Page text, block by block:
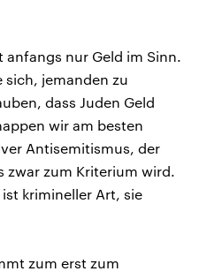
anfangs nur Geld im Sinn.
sich, jemanden zu
dass Juden Geld
wir am besten
Antisemitismus, der
zwar zum Kriterium wird.
krimineller Art, sie
zum erst zum